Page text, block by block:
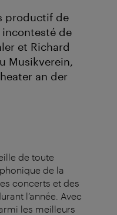
productif de
de
et Richard
Musikverein,
an der
de toute
de la
concerts et des
l’année. Avec
les meilleurs